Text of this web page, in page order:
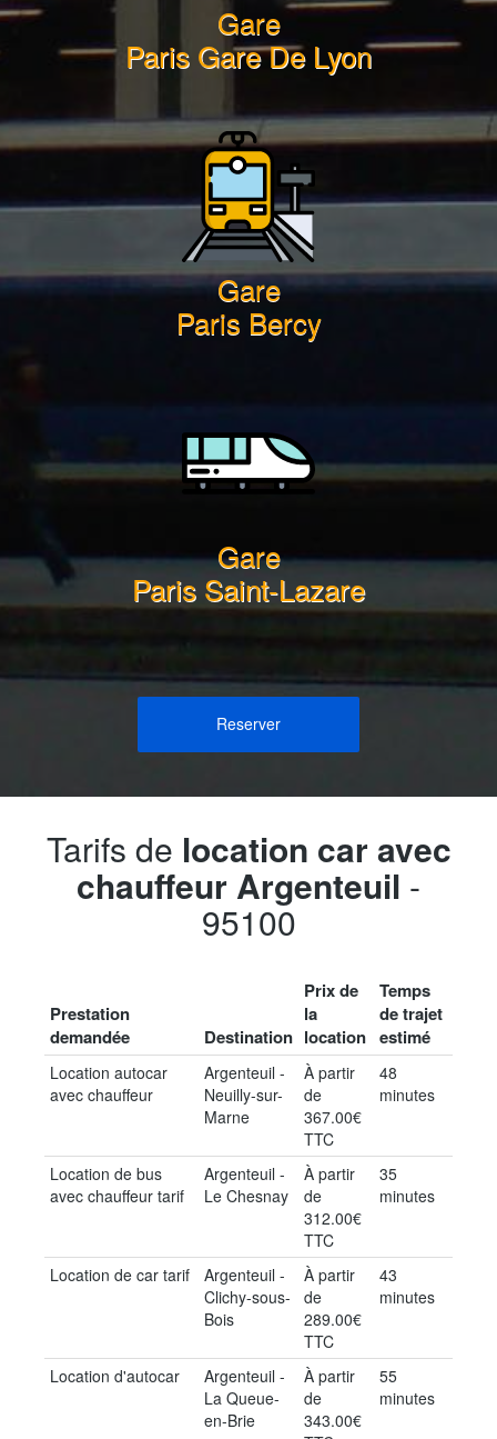
Gare
Paris Gare De Lyon
Gare
Paris Bercy
Gare
Paris Saint-Lazare
Reserver
Tarifs de location car avec
chauffeur Argenteuil -
95100
Prestation
demandée
Destination
Prix de
la
location
Temps
de trajet
estimé
Location autocar
avec chauffeur
Argenteuil -
Neuilly-sur-
Marne
À partir
de
367.00€
TTC
48
minutes
Location de bus
avec chauffeur tarif
Argenteuil -
Le Chesnay
À partir
de
312.00€
TTC
35
minutes
Location de car tarif
Argenteuil -
Clichy-sous-
Bois
À partir
de
289.00€
TTC
43
minutes
Location d'autocar
Argenteuil -
La Queue-
en-Brie
À partir
de
343.00€
55
minutes